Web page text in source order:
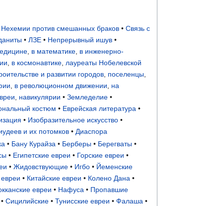
против смешанных браков • Связь с
• ЛЗЕ • Непрерывный ишув •
, в математике, в инженерно-
, в космонавтике, лауреаты Нобелевской
и развитии городов, поселенцы,
, в революционном движении, на
, навикулярии • Земледелие •
костюм • Еврейская литература •
• Изобразительное искусство •
и их потомков • Диаспора
• Бану Курайза • Берберы • Берегваты •
• Египетские евреи • Горские евреи •
• Жидовствующие • Игбо • Йеменские
• Китайские евреи • Колено Дана •
евреи • Нафуса • Пропавшие
• Сицилийские • Тунисские евреи • Фалаша •